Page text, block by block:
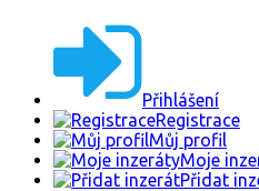
Přihlášení
Registrace
Můj profil
Moje
Přidat